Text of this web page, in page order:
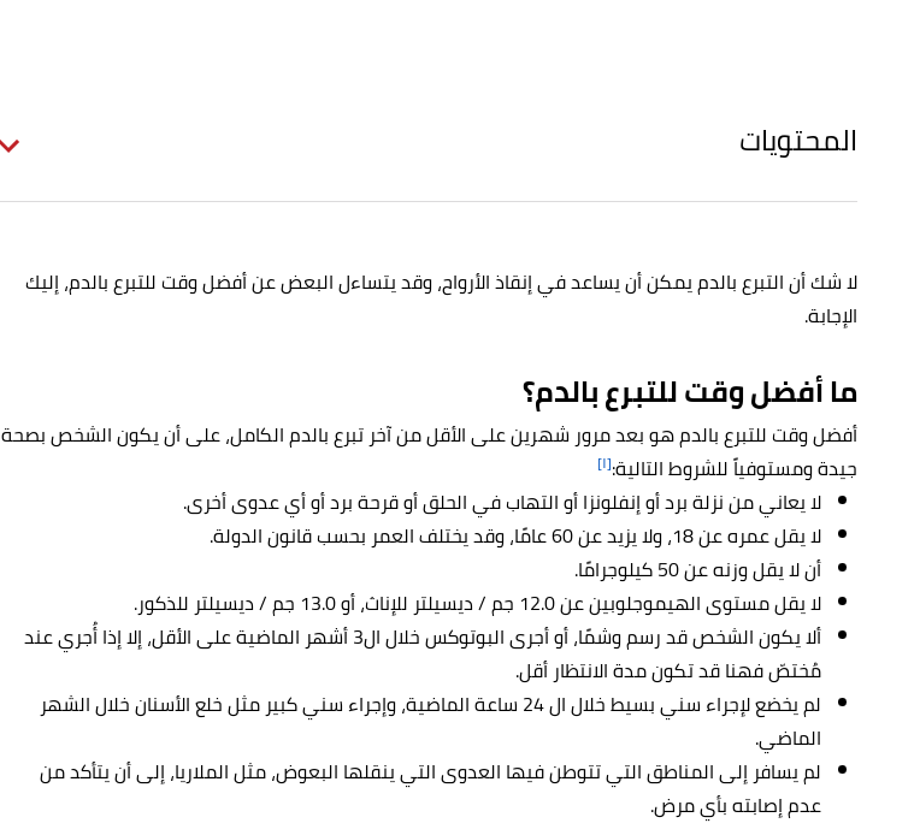
المحتويات
لا شك أن التبرع بالدم يمكن أن يساعد في إنقاذ الأرواح، وقد يتساءل البعض عن أفضل وقت للتبرع بالدم، إليك
الإجابة.
ما أفضل وقت للتبرع بالدم؟
أفضل وقت للتبرع بالدم هو بعد مرور شهرين على الأقل من آخر تبرع بالدم الكامل، على أن يكون الشخص بصحة
جيدة ومستوفياً للشروط التالية:[١]
لا يعاني من نزلة برد أو إنفلونزا أو التهاب في الحلق أو قرحة برد أو أي عدوى أخرى.
لا يقل عمره عن 18، ولا يزيد عن 60 عامًا، وقد يختلف العمر بحسب قانون الدولة.
أن لا يقل وزنه عن 50 كيلوجرامًا.
لا يقل مستوى الهيموجلوبين عن 12.0 جم / ديسيلتر للإناث، أو 13.0 جم / ديسيلتر للذكور.
ألا يكون الشخص قد رسم وشمًا، أو أجرى البوتوكس خلال ال3 أشهر الماضية على الأقل، إلا إذا أُجري عند
مُختصّ فهنا قد تكون مدة الانتظار أقل.
لم يخضع لإجراء سني بسيط خلال ال 24 ساعة الماضية، وإجراء سني كبير مثل خلع الأسنان خلال الشهر
الماضي.
لم يسافر إلى المناطق التي تتوطن فيها العدوى التي ينقلها البعوض، مثل الملاريا، إلى أن يتأكد من
عدم إصابته بأي مرض.